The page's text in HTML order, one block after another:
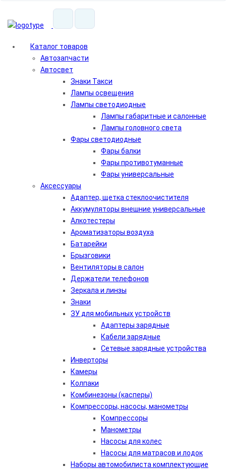
Каталог товаров
Автозапчасти
Автосвет
Знаки Такси
Лампы освещения
Лампы светодиодные
Лампы габаритные и салонные
Лампы головного света
Фары светодиодные
Фары балки
Фары противотуманные
Фары универсальные
Аксессуары
Адаптер, щетка стеклоочистителя
Аккумуляторы внешние универсальные
Алкотестеры
Ароматизаторы воздуха
Батарейки
Брызговики
Вентиляторы в салон
Держатели телефонов
Зеркала и линзы
Знаки
ЗУ для мобильных устройств
Адаптеры зарядные
Кабели зарядные
Сетевые зарядные устройства
Инверторы
Камеры
Колпаки
Комбинезоны (касперы)
Компрессоры, насосы, манометры
Компрессоры
Манометры
Насосы для колес
Насосы для матрасов и лодок
Наборы автомобилиста комплектующие